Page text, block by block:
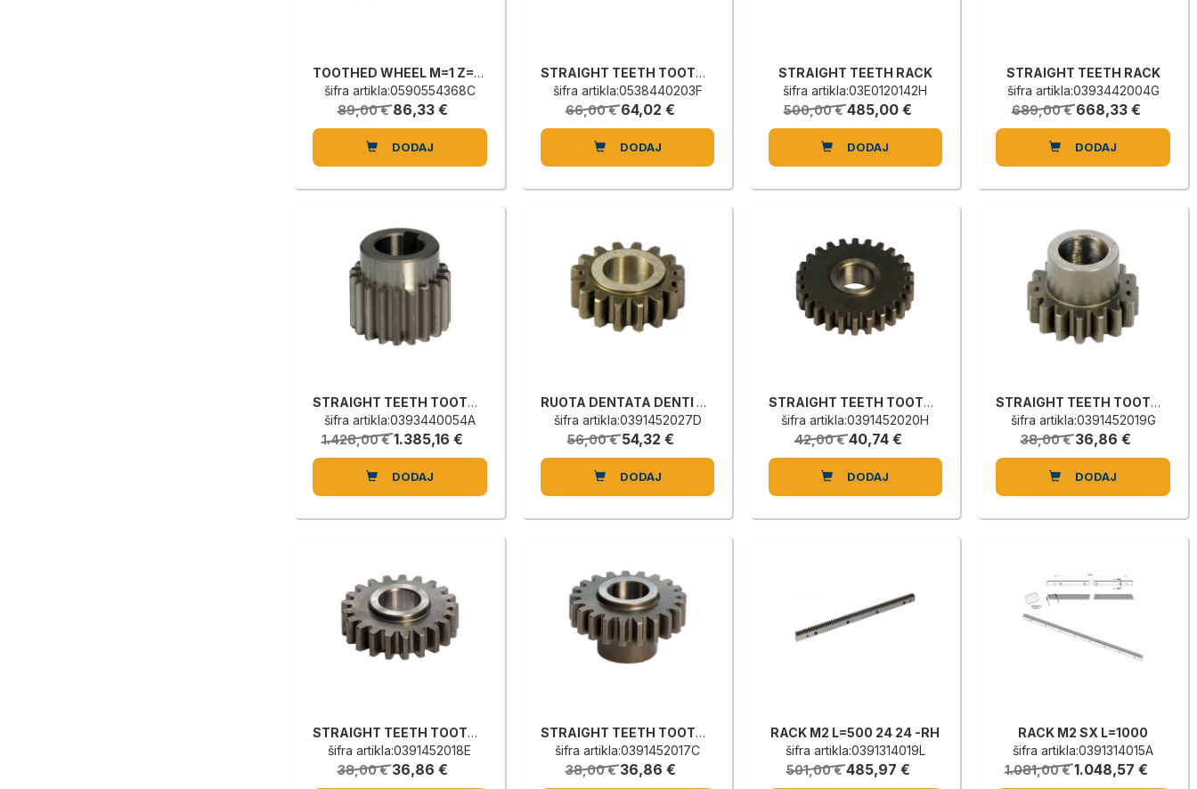
TOOTHED WHEEL M=1 Z=32 LA=15
šifra artikla:0590554368C
89,00 € 86,33 €
DODAJ
STRAIGHT TEETH TOOTHED WHEEL
šifra artikla:0538440203F
66,00 € 64,02 €
DODAJ
STRAIGHT TEETH RACK
šifra artikla:03E0120142H
500,00 € 485,00 €
DODAJ
STRAIGHT TEETH RACK
šifra artikla:0393442004G
689,00 € 668,33 €
DODAJ
STRAIGHT TEETH TOOTHED WHEEL
šifra artikla:0393440054A
1.428,00 € 1.385,16 €
DODAJ
RUOTA DENTATA DENTI DRITTI CIL M=1.5 Z=16 LA=8MM H=10
šifra artikla:0391452027D
56,00 € 54,32 €
DODAJ
STRAIGHT TEETH TOOTHED WHEEL
šifra artikla:0391452020H
42,00 € 40,74 €
DODAJ
STRAIGHT TEETH TOOTHED WHEEL
šifra artikla:0391452019G
38,00 € 36,86 €
DODAJ
STRAIGHT TEETH TOOTHED WHEEL
šifra artikla:0391452018E
38,00 € 36,86 €
STRAIGHT TEETH TOOTHED WHEEL
šifra artikla:0391452017C
38,00 € 36,86 €
RACK M2 L=500 24 24 -RH
šifra artikla:0391314019L
501,00 € 485,97 €
RACK M2 SX L=1000
šifra artikla:0391314015A
1.081,00 € 1.048,57 €